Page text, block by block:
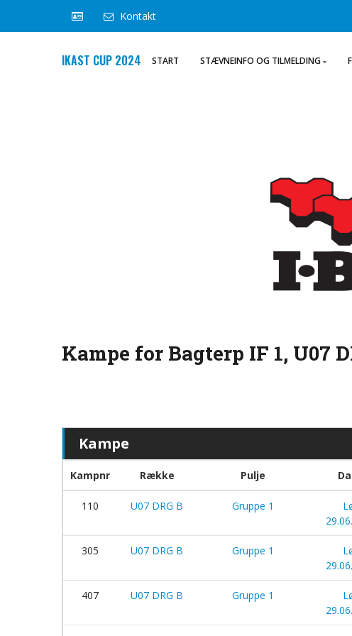
Kontakt
IKAST CUP 2024 START STÆVNEINFO OG TILMELDING
Kampe for Bagterp IF 1, U07
Kampe
Kampnr Række Pulje
110 U07 DRG B Gruppe 1
305 U07 DRG B Gruppe 1
407 U07 DRG B Gruppe 1